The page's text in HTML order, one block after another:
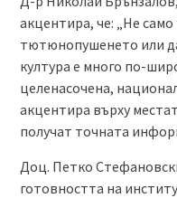
акцентира, че: „Не
тютюнопушенето или
култура е много по-
целенасочена,
акцентира върху
получат точната
Доц. Петко
готовността на